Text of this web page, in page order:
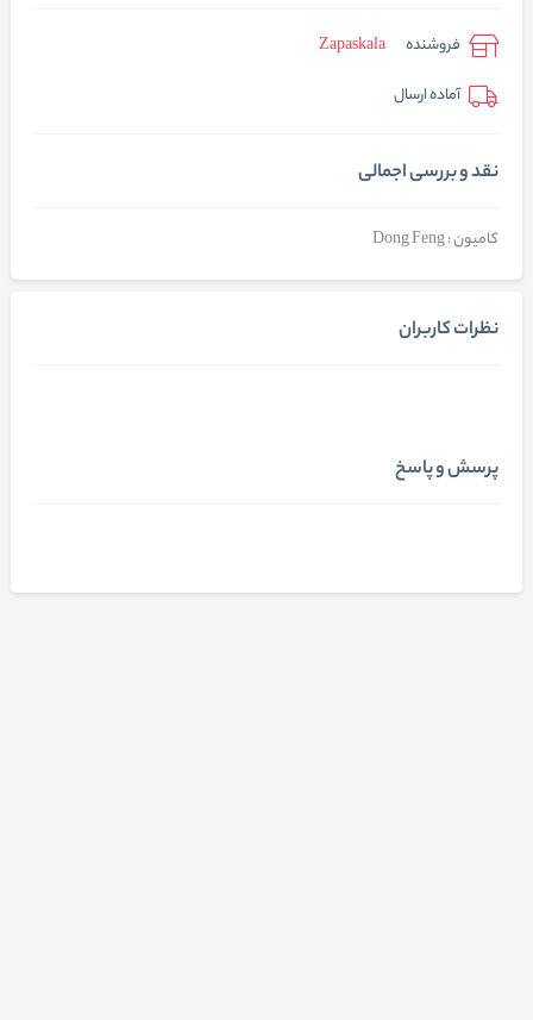
فروشنده
Zapaskala
آماده ارسال
نقد و بررسی اجمالی
کامیون : Dong Feng
نظرات کاربران
پرسش و پاسخ